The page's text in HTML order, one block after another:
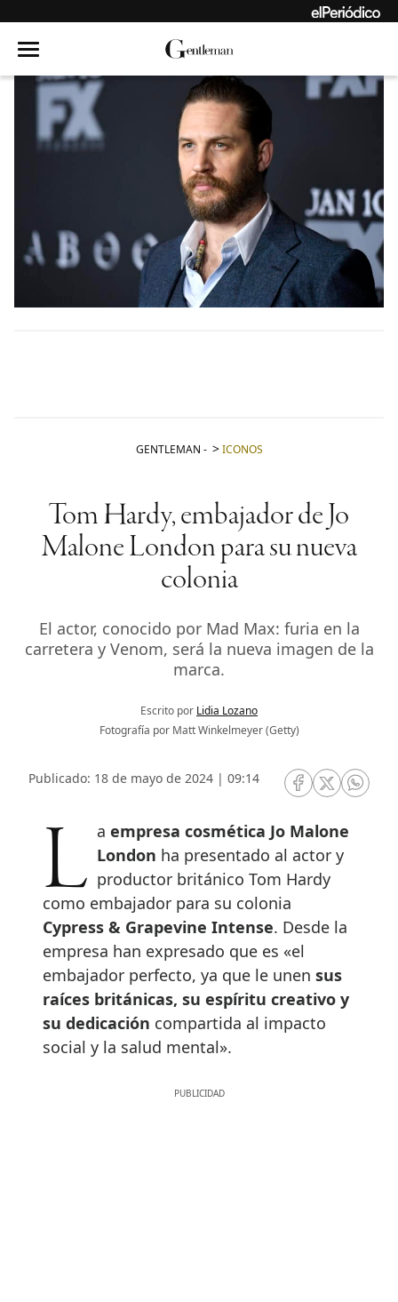
GENTLEMAN - ICONOS
Tom Hardy, embajador de Jo
Malone London para su nueva
colonia
El actor, conocido por Mad Max: furia en la
carretera y Venom, será la nueva imagen de la
marca.
Escrito por Lidia Lozano
Fotografía por Matt Winkelmeyer (Getty)
Publicado: 18 de mayo de 2024 | 09:14
RRSS Facebook
RRSSRRSS
Laempresa cosmética Jo Malone
London ha presentado al actor y
productor británico Tom Hardy
como embajador para su colonia
Cypress & Grapevine Intense. Desde la
empresa han expresado que es «el
embajador perfecto, ya que le unen sus
raíces británicas, su espíritu creativo y
su dedicación compartida al impacto
social y la salud mental».